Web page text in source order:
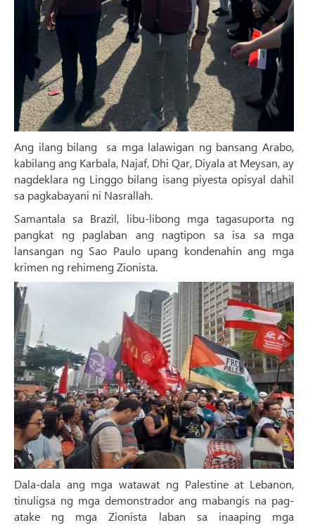
Ang ilang bilang
sa mga lalawigan ng bansang Arabo,
kabilang ang Karbala, Najaf, Dhi Qar, Diyala at Meysan, ay
nagdeklara ng Linggo bilang isang piyesta opisyal dahil
sa pagkabayani ni Nasrallah.
Samantala sa Brazil, libu-libong mga tagasuporta ng
pangkat ng paglaban ang nagtipon sa isa sa mga
lansangan ng Sao Paulo upang kondenahin ang mga
krimen ng rehimeng Zionista.
Dala-dala ang mga watawat ng Palestine at Lebanon,
tinuligsa ng mga demonstrador ang mabangis na pag-
atake ng mga Zionista laban sa inaaping mga